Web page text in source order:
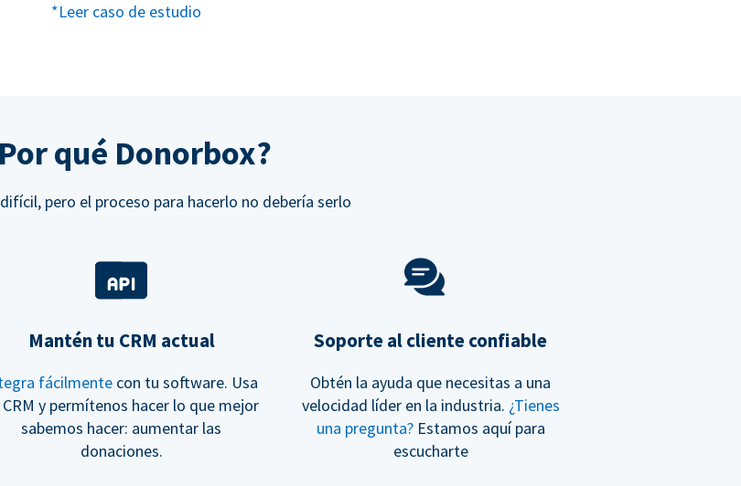
*Leer caso de estudio
qué Donorbox?
pero el proceso para hacerlo no debería serlo
Mantén tu CRM actual
fácilmente con tu software. Usa
y permítenos hacer lo que mejor
sabemos hacer: aumentar las
donaciones.
Soporte al cliente confiable
Obtén la ayuda que necesitas a una
velocidad líder en la industria. ¿Tienes
una pregunta?Estamos aquí para
escucharte